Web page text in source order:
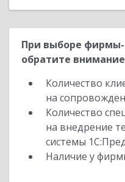
При выборе
обратите
Количество
на
Количество
на внедрение
системы
Наличие у